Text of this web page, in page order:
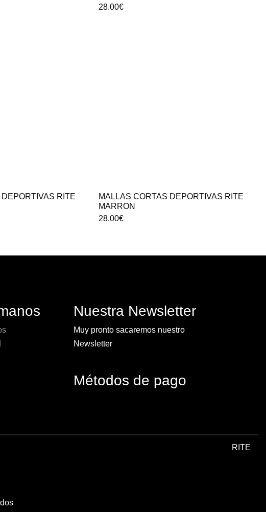
28.00€
RITE
MALLAS CORTAS DEPORTIVAS RITE
MARRON
28.00€
Nuestra Newsletter
Muy pronto sacaremos nuestro
Newsletter
Métodos de pago
RITE